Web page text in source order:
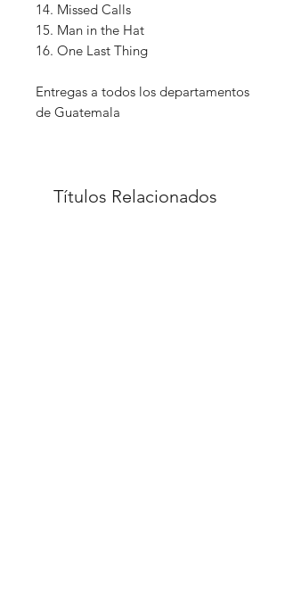
14. Missed Calls
15. Man in the Hat
16. One Last Thing
Entregas a todos los departamentos
de Guatemala
Títulos Relacionados